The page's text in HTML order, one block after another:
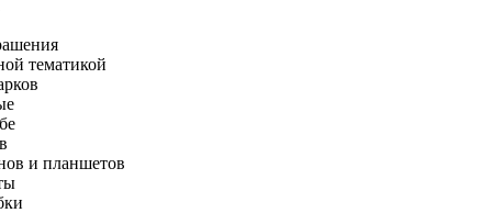
тематикой
и планшетов